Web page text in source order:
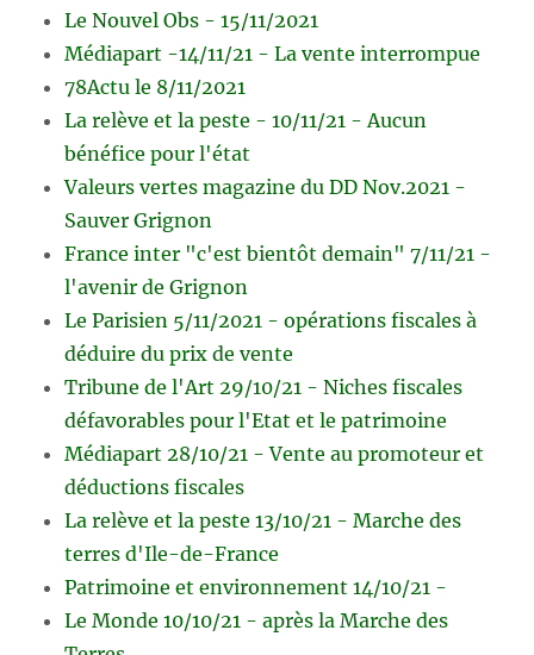
Le Nouvel Obs - 15/11/2021
Médiapart -14/11/21 - La vente interrompue
78Actu le 8/11/2021
La relève et la peste - 10/11/21 - Aucun
bénéfice pour l'état
Valeurs vertes magazine du DD Nov.2021 -
Sauver Grignon
France inter "c'est bientôt demain" 7/11/21 -
l'avenir de Grignon
Le Parisien 5/11/2021 - opérations fiscales à
déduire du prix de vente
Tribune de l'Art 29/10/21 - Niches fiscales
défavorables pour l'Etat et le patrimoine
Médiapart 28/10/21 - Vente au promoteur et
déductions fiscales
La relève et la peste 13/10/21 - Marche des
terres d'Ile-de-France
Patrimoine et environnement 14/10/21 -
Le Monde 10/10/21 - après la Marche des